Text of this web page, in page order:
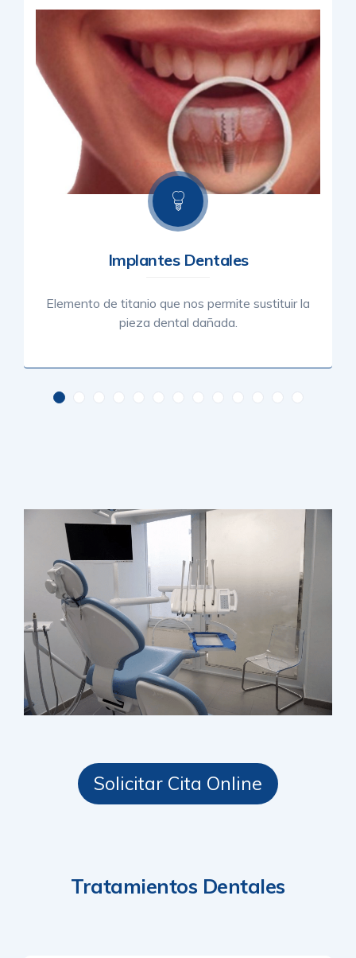
Implantes Dentales
Elemento de titanio que nos permite sustituir la
pieza dental dañada.
Solicitar Cita Online
Tratamientos Dentales